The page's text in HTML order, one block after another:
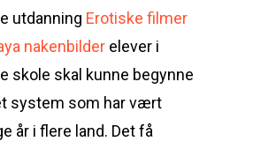
utdanning Erotiske filmer
nakenbilder elever i
skole skal kunne begynne
system som har vært
år i flere land. Det få